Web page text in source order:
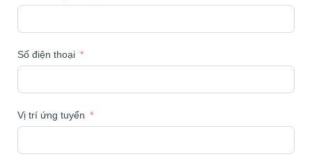
Số điện thoại
Vị trí ứng tuyển